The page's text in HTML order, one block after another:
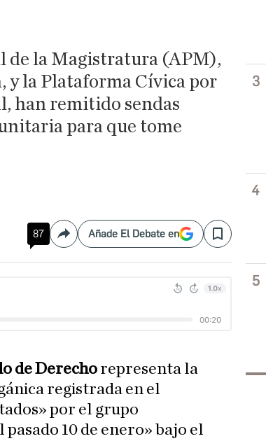
de la Magistratura (APM),
y la Plataforma Cívica por
han remitido sendas
para que tome
87 CompartirAñade El Debate en Save
de Derecho representa la
registrada en el
por el grupo
10 de enero» bajo el